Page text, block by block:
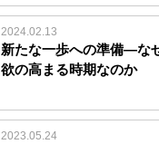
2024.02.13
新たな一歩への準備―な
欲の高まる時期なのか
2023.05.24